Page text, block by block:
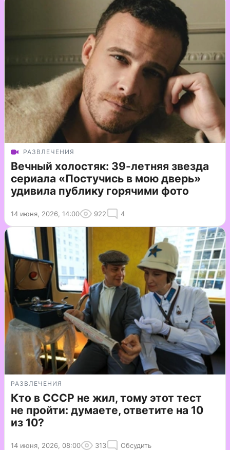
РАЗВЛЕЧЕНИЯ
Вечный холостяк: 39-летняя звезда
сериала «Постучись в мою дверь»
удивила публику горячими фото
14 июня, 2026, 14:00 922 4
РАЗВЛЕЧЕНИЯ
Кто в СССР не жил, тому этот тест
не пройти: думаете, ответите на 10
из 10?
14 июня, 2026, 08:00 313 Обсудить